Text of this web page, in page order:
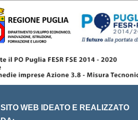
SITO WEB IDEATO E REALIZZATO